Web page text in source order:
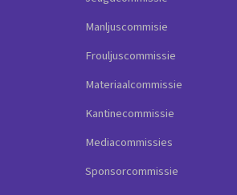
Manljuscommisie
Frouljuscommissie
Materiaalcommissie
Kantinecommissie
Mediacommissies
Sponsorcommissie